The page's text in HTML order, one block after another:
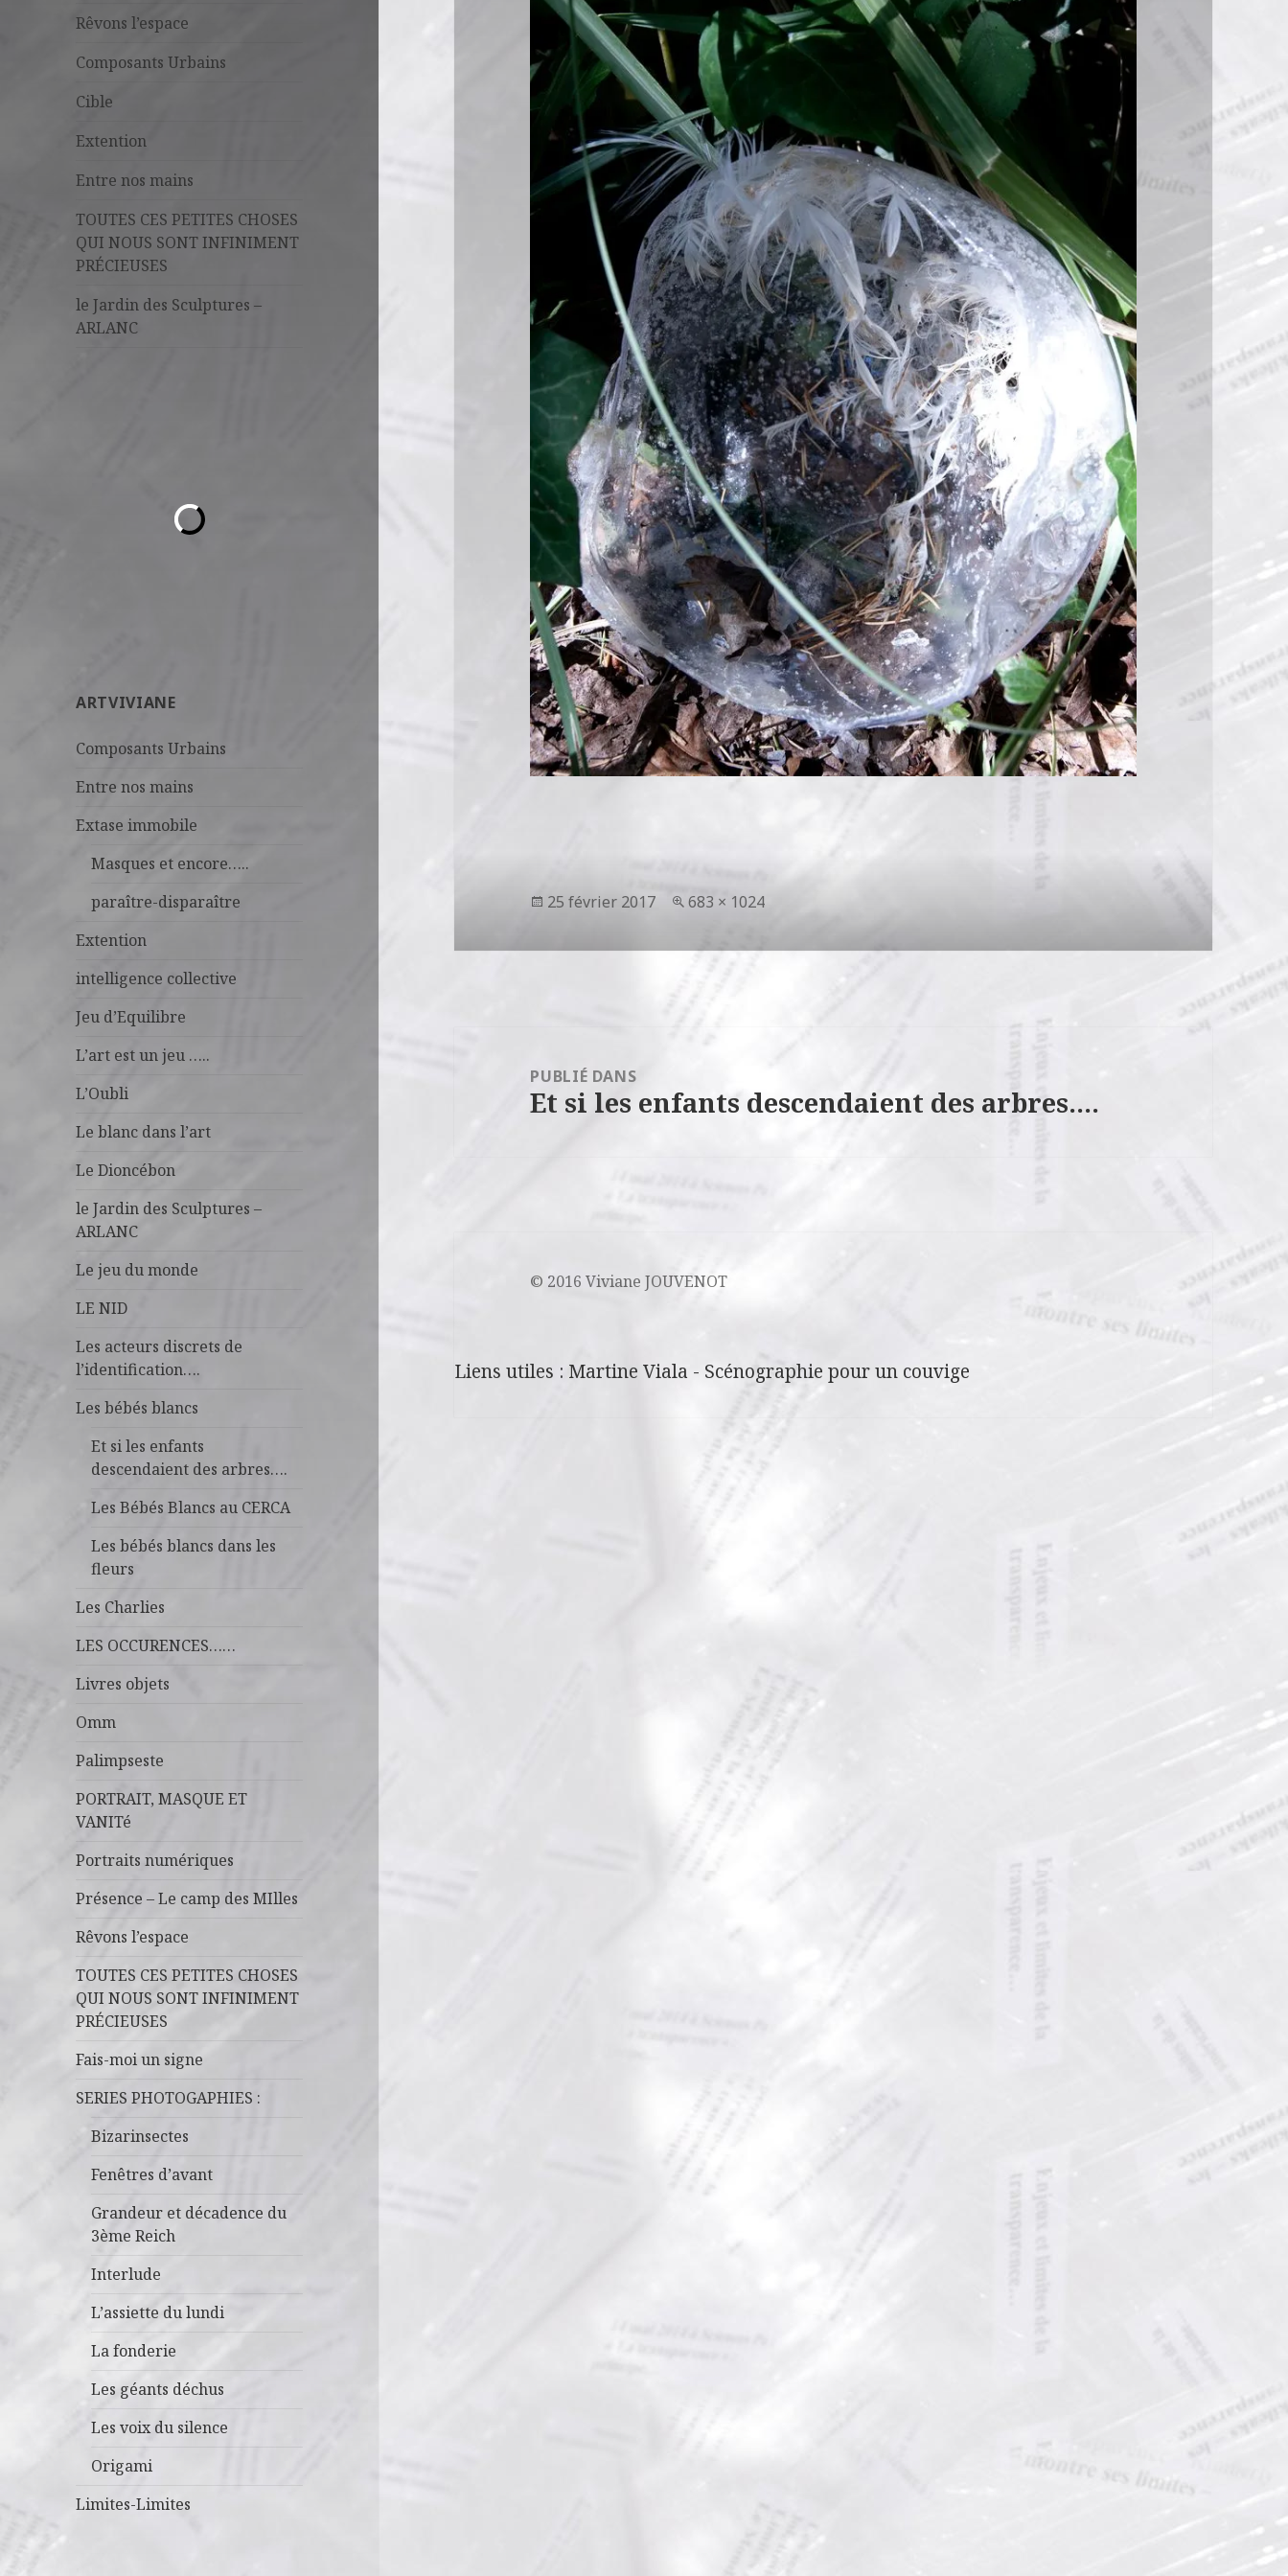
Rêvons l’espace
Composants Urbains
Cible
Extention
Entre nos mains
TOUTES CES PETITES CHOSES
QUI NOUS SONT INFINIMENT
PRÉCIEUSES
le Jardin des Sculptures –
ARLANC
ARTVIVIANE
Composants Urbains
Entre nos mains
Extase immobile
Masques et encore…..
paraître-disparaître
Extention
intelligence collective
Jeu d’Equilibre
L’art est un jeu …..
L’Oubli
Le blanc dans l’art
Le Dioncébon
le Jardin des Sculptures –
ARLANC
Le jeu du monde
LE NID
Les acteurs discrets de
l’identification….
Les bébés blancs
Et si les enfants
descendaient des arbres….
Les Bébés Blancs au CERCA
Les bébés blancs dans les
fleurs
Les Charlies
LES OCCURENCES……
Livres objets
Omm
Palimpseste
PORTRAIT, MASQUE ET
VANITé
Portraits numériques
Présence – Le camp des MIlles
Rêvons l’espace
TOUTES CES PETITES CHOSES
QUI NOUS SONT INFINIMENT
PRÉCIEUSES
Fais-moi un signe
SERIES PHOTOGAPHIES :
Bizarinsectes
Fenêtres d’avant
Grandeur et décadence du
3ème Reich
Interlude
L’assiette du lundi
La fonderie
Les géants déchus
Les voix du silence
Origami
Limites-Limites
Publié
25 février 2017
Taille
683 × 1024
l’article
PUBLIÉ DANS
Et si les enfants descendaient des arbres….
© 2016 Viviane JOUVENOT
Liens utiles : Martine Viala - Scénographie pour un couvige